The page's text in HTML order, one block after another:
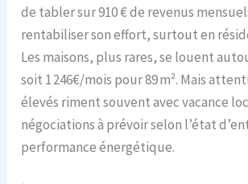
de tabler sur 910 € de revenus
rentabiliser son effort, surtout en
Les maisons, plus rares, se louent
soit 1 246€/mois pour 89 m². Mais
élevés riment souvent avec vacance
négociations à prévoir selon l’état
performance énergétique.